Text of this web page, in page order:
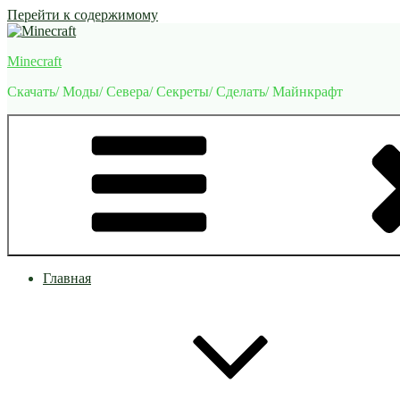
Перейти к содержимому
Minecraft
Скачать/ Моды/ Севера/ Секреты/ Сделать/ Майнкрафт
Главная